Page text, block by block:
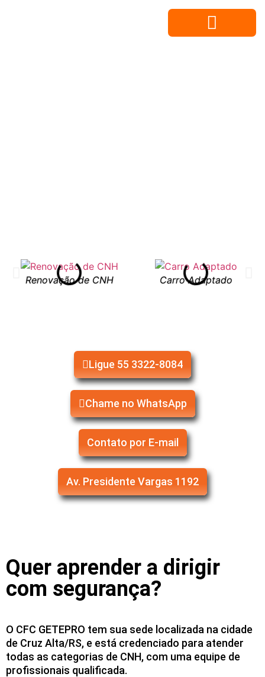
Renovação de CNH Carro Adaptado
Ligue 55 3322-8084
Chame no WhatsApp
Contato por E-mail
Av. Presidente Vargas 1192
Quer aprender a dirigir
com segurança?
O CFC GETEPRO tem sua sede localizada na cidade
de Cruz Alta/RS, e está credenciado para atender
todas as categorias de CNH, com uma equipe de
profissionais qualificada.